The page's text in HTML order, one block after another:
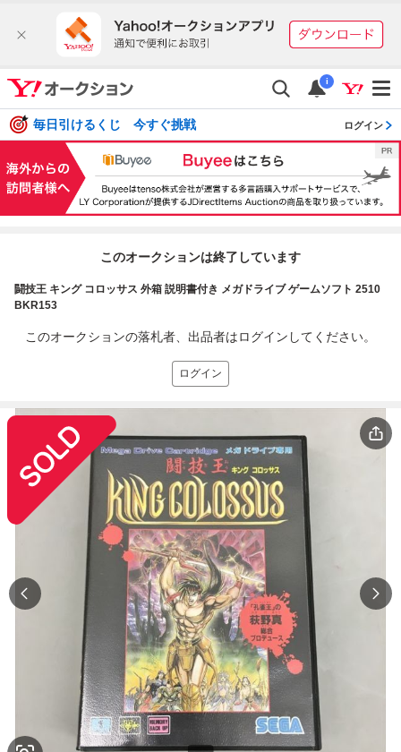
i
毎日引けるくじ 今すぐ挑戦 ログイン
このオークションは終了しています
闘技王 キング コロッサス 外箱 説明書付き メガドライブ ゲームソフト 2510
BKR153
このオークションの落札者、出品者はログインしてください。
ログイン